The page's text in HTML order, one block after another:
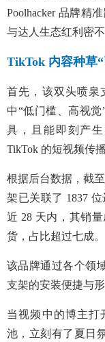
Poolhacker 品牌精
与达人生态红利密不
TikTok 内容种草
首先，该双头喷泉
中“低门槛、高视
具，且能即刻产
TikTok 的短视频传播
根据后台数据，截
架已关联了 1837
近 28 天内，其销
货，占比超过七成。
该品牌通过各个领
支架的安装便捷与
当视频中的博主打
池，立刻有了夏日